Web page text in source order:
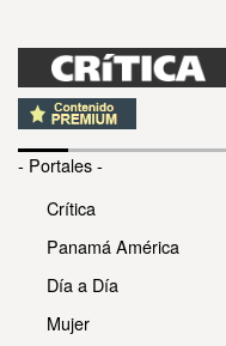
- Portales -
Crítica
Panamá América
Día a Día
Mujer